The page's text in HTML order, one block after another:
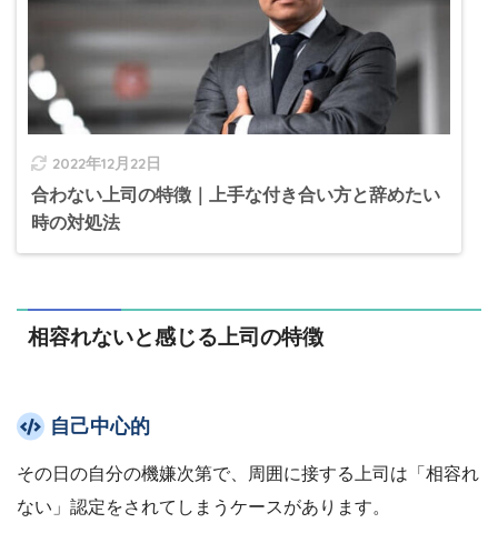
2022年12月22日
合わない上司の特徴｜上手な付き合い方と辞めたい
時の対処法
相容れないと感じる上司の特徴
自己中心的
その日の自分の機嫌次第で、周囲に接する上司は「相容れ
ない」認定をされてしまうケースがあります。